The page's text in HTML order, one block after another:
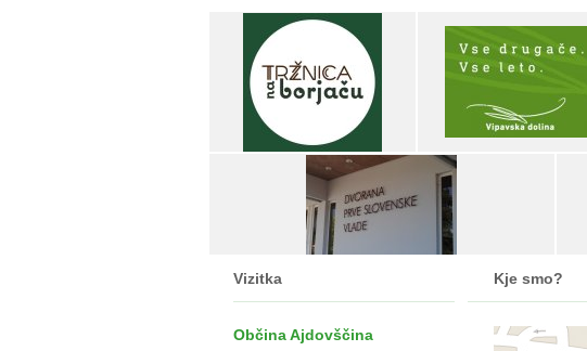
Vizitka
Občina Ajdovščina
Kje smo?